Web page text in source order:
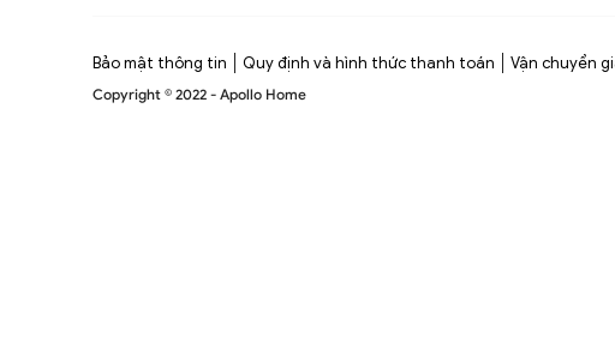
Bảo mật thông tin Quy định và hình thức thanh toán Vận chuyển
Copyright © 2022 - Apollo Home